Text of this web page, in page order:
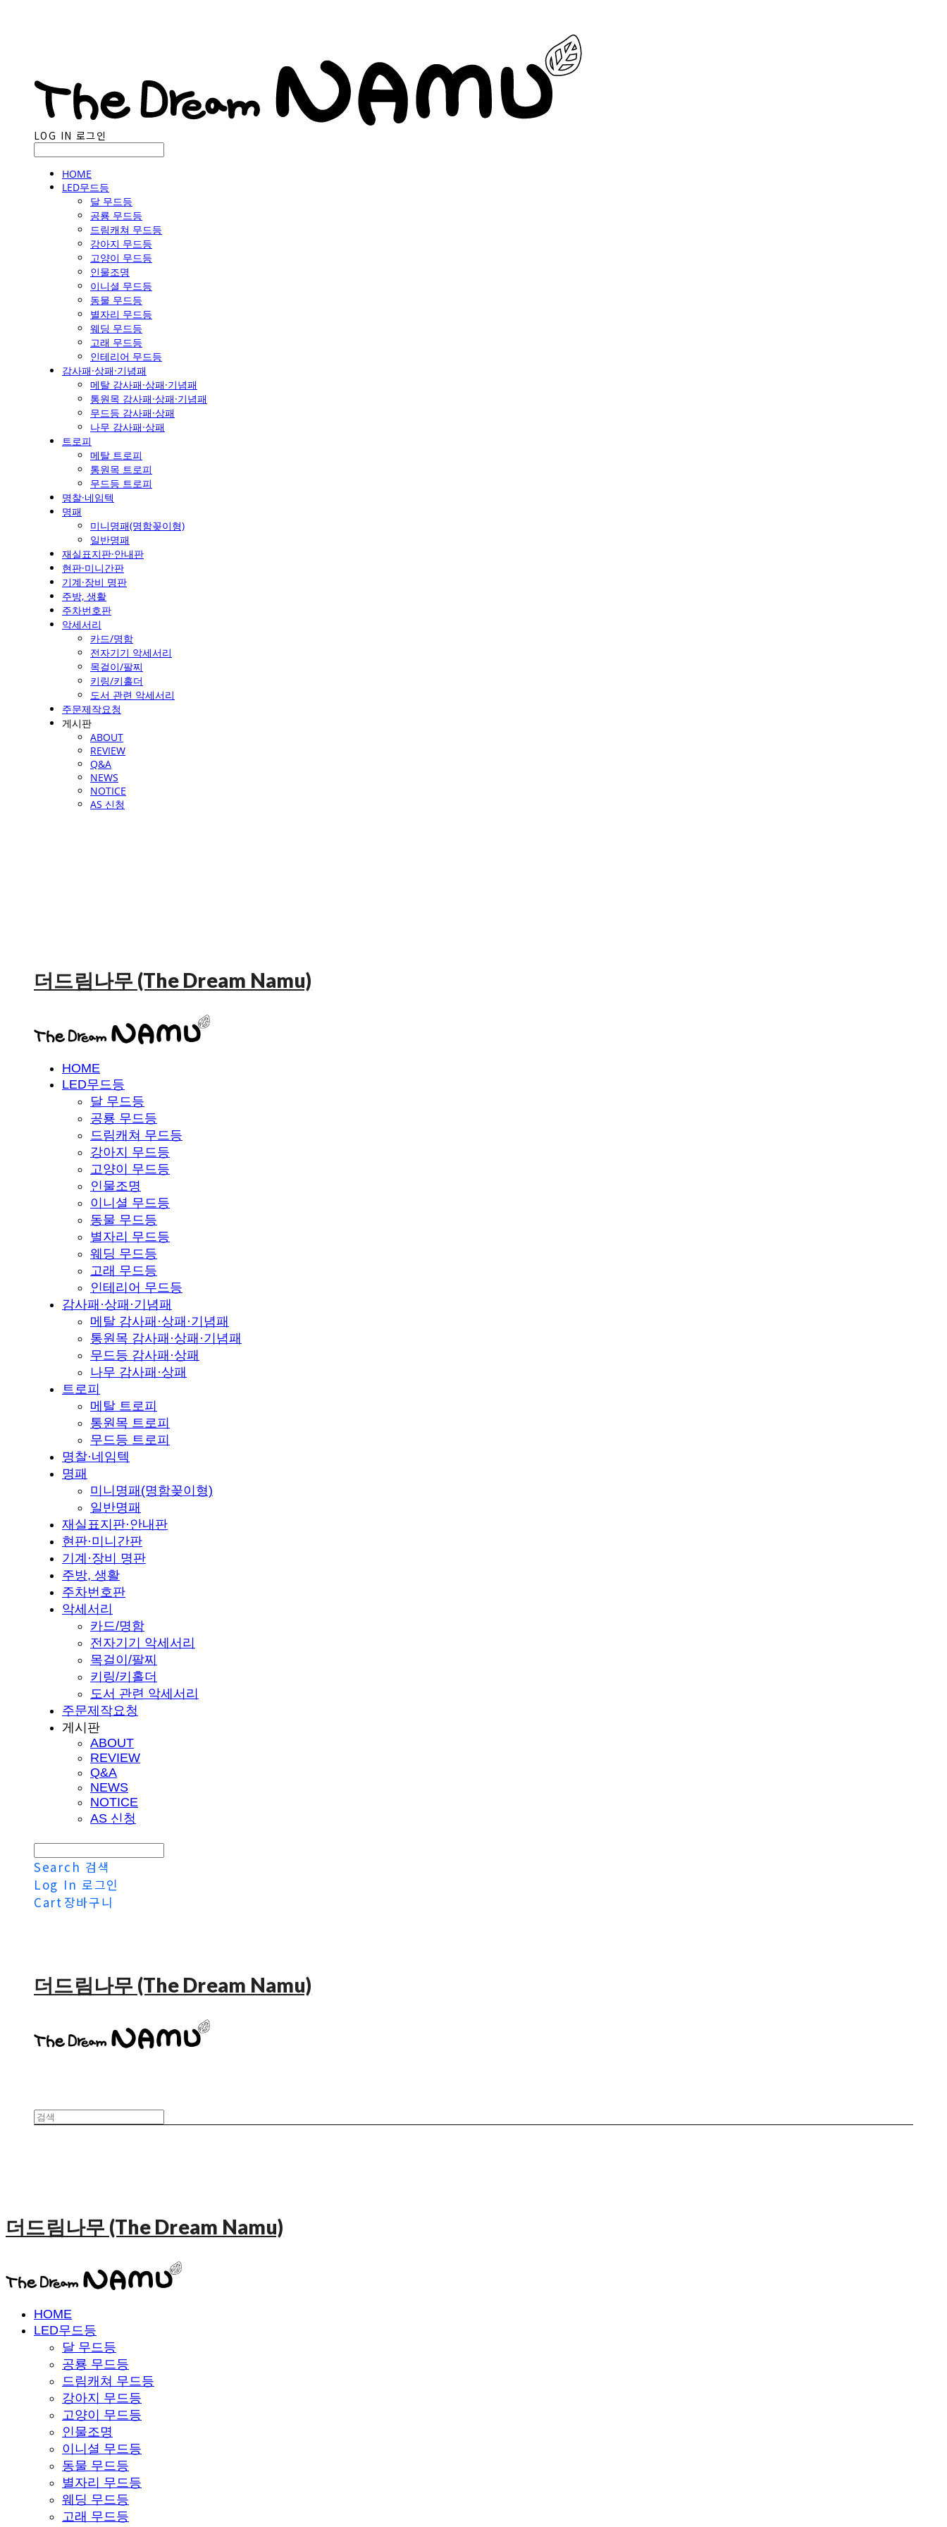
LOG IN 로그인
HOME
LED무드등
달 무드등
공룡 무드등
드림캐쳐 무드등
강아지 무드등
고양이 무드등
인물조명
이니셜 무드등
동물 무드등
별자리 무드등
웨딩 무드등
고래 무드등
인테리어 무드등
감사패·상패·기념패
메탈 감사패·상패·기념패
통원목 감사패·상패·기념패
무드등 감사패·상패
나무 감사패·상패
트로피
메탈 트로피
통원목 트로피
무드등 트로피
명찰·네임텍
명패
미니명패(명함꽂이형)
일반명패
재실표지판·안내판
현판·미니간판
기계·장비 명판
주방, 생활
주차번호판
악세서리
카드/명함
전자기기 악세서리
목걸이/팔찌
키링/키홀더
도서 관련 악세서리
주문제작요청
게시판
ABOUT
REVIEW
Q&A
NEWS
NOTICE
AS 신청
더드림나무 (The Dream Namu)
HOME
LED무드등
달 무드등
공룡 무드등
드림캐쳐 무드등
강아지 무드등
고양이 무드등
인물조명
이니셜 무드등
동물 무드등
별자리 무드등
웨딩 무드등
고래 무드등
인테리어 무드등
감사패·상패·기념패
메탈 감사패·상패·기념패
통원목 감사패·상패·기념패
무드등 감사패·상패
나무 감사패·상패
트로피
메탈 트로피
통원목 트로피
무드등 트로피
명찰·네임텍
명패
미니명패(명함꽂이형)
일반명패
재실표지판·안내판
현판·미니간판
기계·장비 명판
주방, 생활
주차번호판
악세서리
카드/명함
전자기기 악세서리
목걸이/팔찌
키링/키홀더
도서 관련 악세서리
주문제작요청
게시판
ABOUT
REVIEW
Q&A
NEWS
NOTICE
AS 신청
Search 검색
Log In 로그인
Cart 장바구니
더드림나무 (The Dream Namu)
더드림나무 (The Dream Namu)
HOME
LED무드등
달 무드등
공룡 무드등
드림캐쳐 무드등
강아지 무드등
고양이 무드등
인물조명
이니셜 무드등
동물 무드등
별자리 무드등
웨딩 무드등
고래 무드등